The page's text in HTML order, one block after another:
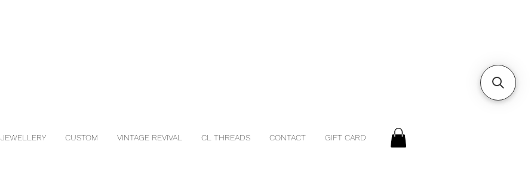
JEWELLERY CUSTOM VINTAGE REVIVAL CL THREADS CONTACT GIFT CARD